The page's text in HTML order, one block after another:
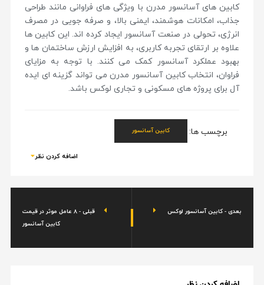
کابین های آسانسور مدرن با ویژگی های فراوانی مانند طراحی
جذاب، امکانات هوشمند، ایمنی بالا، و صرفه جویی در مصرف
انرژی، تحولی در صنعت آسانسور ایجاد کرده اند. این کابین ها
علاوه بر ارتقای تجربه کاربری، به افزایش ارزش ساختمان ها و
بهبود عملکرد آسانسور کمک می کنند. با توجه به مزایای
فراوان، انتخاب کابین آسانسور مدرن می تواند گزینه ای ایده
آل برای پروژه های مسکونی و تجاری لوکس باشد.
برچسب ها: کابین آسانسور
اضافه کردن نظر
قبلی - ۸ عامل موثر در قیمت
کابین آسانسور
بعدی - کابین آسانسور لوکس